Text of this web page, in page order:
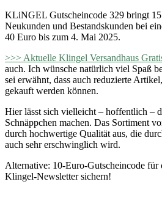
KLiNGEL Gutscheincode 329 bringt
Neukunden und Bestandskunden bei
40 Euro bis zum 4. Mai 2025.
>>> Aktuelle Klingel Versandhaus
auch. Ich wünsche natürlich viel Spaß
sei erwähnt, dass auch reduzierte
gekauft werden können.
Hier lässt sich vielleicht – hoffentlich –
Schnäppchen machen. Das Sortiment
durch hochwertige Qualität aus, die
auch sehr erschwinglich wird.
Alternative: 10-Euro-Gutscheincode für
Klingel-Newsletter sichern!